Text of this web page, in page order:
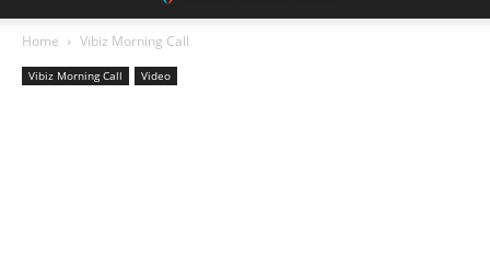
Home Vibiz Morning Call
Vibiz Morning Call Video